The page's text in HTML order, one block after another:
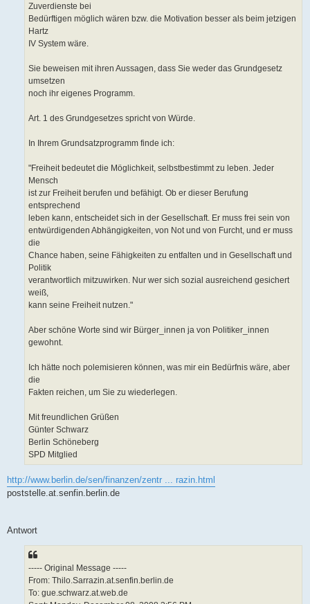
Zuverdienste bei
Bedürftigen möglich wären bzw. die Motivation besser als beim jetzigen
Hartz
IV System wäre.
Sie beweisen mit ihren Aussagen, dass Sie weder das Grundgesetz
umsetzen
noch ihr eigenes Programm.
Art. 1 des Grundgesetzes spricht von Würde.
In Ihrem Grundsatzprogramm finde ich:
"Freiheit bedeutet die Möglichkeit, selbstbestimmt zu leben. Jeder
Mensch
ist zur Freiheit berufen und befähigt. Ob er dieser Berufung
entsprechend
leben kann, entscheidet sich in der Gesellschaft. Er muss frei sein von
entwürdigenden Abhängigkeiten, von Not und von Furcht, und er muss
die
Chance haben, seine Fähigkeiten zu entfalten und in Gesellschaft und
Politik
verantwortlich mitzuwirken. Nur wer sich sozial ausreichend gesichert
weiß,
kann seine Freiheit nutzen."
Aber schöne Worte sind wir Bürger_innen ja von Politiker_innen
gewohnt.
Ich hätte noch polemisieren können, was mir ein Bedürfnis wäre, aber
die
Fakten reichen, um Sie zu wiederlegen.
Mit freundlichen Grüßen
Günter Schwarz
Berlin Schöneberg
SPD Mitglied
http://www.berlin.de/sen/finanzen/zentr ... razin.html
poststelle.at.senfin.berlin.de
Antwort
----- Original Message -----
From: Thilo.Sarrazin.at.senfin.berlin.de
To: gue.schwarz.at.web.de